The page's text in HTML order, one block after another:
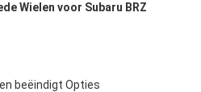
Wielen voor Subaru BRZ
beëindigt Opties